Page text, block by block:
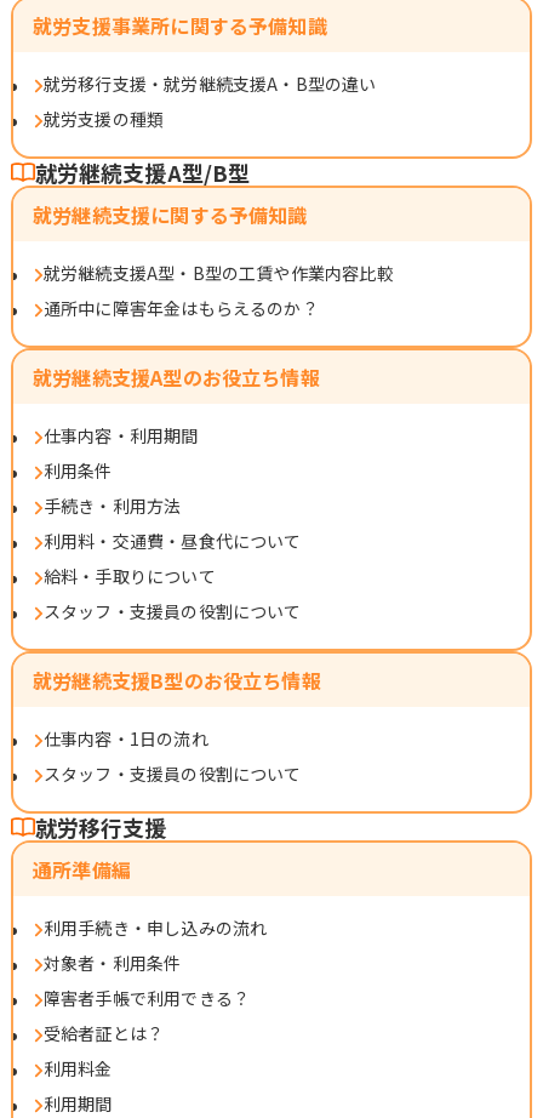
就労支援事業所に関する予備知識
就労移行支援・就労継続支援A・B型の違い
就労支援の種類
就労継続支援A型/B型
就労継続支援に関する予備知識
就労継続支援A型・B型の工賃や作業内容比較
通所中に障害年金はもらえるのか？
就労継続支援A型のお役立ち情報
仕事内容・利用期間
利用条件
手続き・利用方法
利用料・交通費・昼食代について
給料・手取りについて
スタッフ・支援員の役割について
就労継続支援B型のお役立ち情報
仕事内容・1日の流れ
スタッフ・支援員の役割について
就労移行支援
通所準備編
利用手続き・申し込みの流れ
対象者・利用条件
障害者手帳で利用できる？
受給者証とは？
利用料金
利用期間